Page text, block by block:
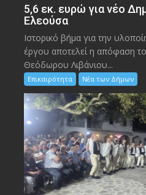
5,6 εκ. ευρώ για νέο
Ελεούσα
Ιστορικό βήμα για την
έργου αποτελεί η απόφαση
Θεόδωρου Λιβάνιου...
Επικαιρότητα Νέα των Δήμων